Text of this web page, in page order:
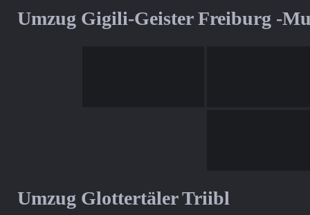
Umzug Gigili-Geister Freiburg -
Umzug Glottertäler Triibl